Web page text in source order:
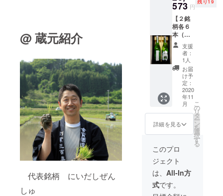
@ 蔵元紹介
代表銘柄 にいだしぜん
しゅ
送日時
の指定
は致し
かねま
す。ご
了承く
ださ
い。
サイ
ズ：4合
瓶
720ml ※
送料込
み ※ リ
ターン
発送は
2020年
11月を
予定し
ており
ます ※
20歳未
満の飲
酒は法
ていま
す ※ 配
送日時
の指定
は致し
かねま
573 円
残り19
【２銘
柄各６
本（計
１２
本）】
銘柄
①：に
いだし
ぜん
しゅ
純米吟
（左）
銘柄
②：
穏 純
米吟醸
（右）
サイ
ズ：4合
瓶
720ml ※
送料込
支援
者：
1人
お届
け予
定：
2020
年11
月
詳細を見る
こ
の
リ
タ
ー
ン
を
選
択
す
る
このプロ
ジェクト
は、 All-In方
式です。